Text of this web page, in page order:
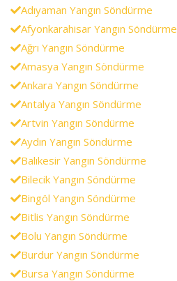
Adıyaman Yangın Söndürme
Afyonkarahisar Yangın Söndürme
Ağrı Yangın Söndürme
Amasya Yangın Söndürme
Ankara Yangın Söndürme
Antalya Yangın Söndürme
Artvin Yangın Söndürme
Aydın Yangın Söndürme
Balıkesir Yangın Söndürme
Bilecik Yangın Söndürme
Bingöl Yangın Söndürme
Bitlis Yangın Söndürme
Bolu Yangın Söndürme
Burdur Yangın Söndürme
Bursa Yangın Söndürme